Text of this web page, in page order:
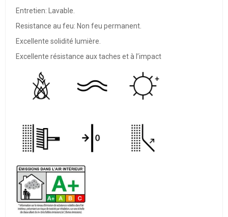
Entretien: Lavable.
Resistance au feu: Non feu permanent.
Excellente solidité lumière.
Excellente résistance aux taches et à l’impact